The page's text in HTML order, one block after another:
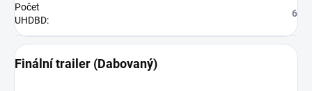
Počet
UHDBD:
6
Finální trailer (Dabovaný)